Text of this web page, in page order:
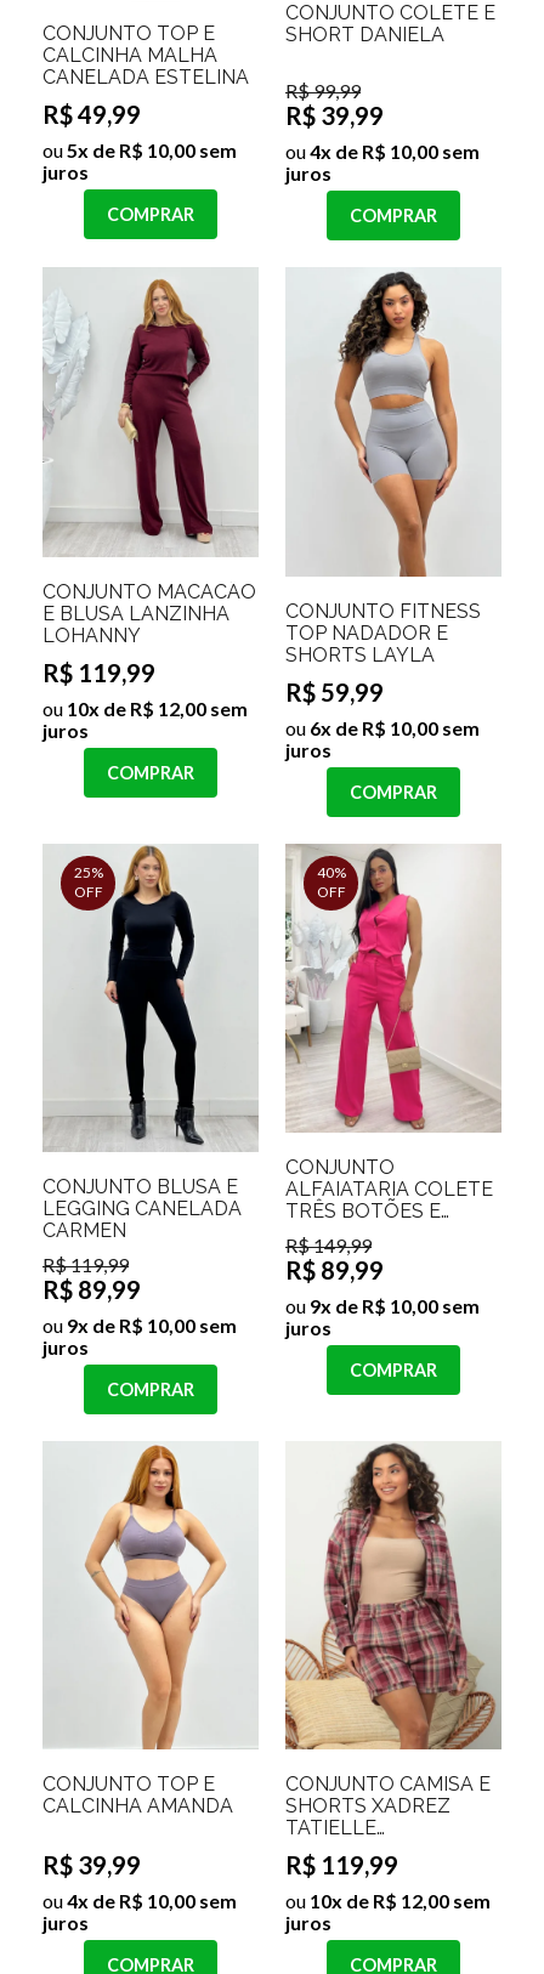
CONJUNTO TOP E
CALCINHA MALHA
CANELADA ESTELINA
R$ 49,99
ou5x de R$ 10,00 sem
juros
COMPRAR
CONJUNTO COLETE E
SHORT DANIELA
R$ 99,99
R$ 39,99
ou4x de R$ 10,00 sem
juros
COMPRAR
CONJUNTO MACACÃO
E BLUSA LANZINHA
LOHANNY
R$ 119,99
ou 10x de R$ 12,00 sem
juros
COMPRAR
CONJUNTO FITNESS
TOP NADADOR E
SHORTS LAYLA
R$ 59,99
ou 6x de R$ 10,00 sem
juros
COMPRAR
25%
OFF
CONJUNTO BLUSA E
LEGGING CANELADA
CARMEN
R$ 119,99
R$ 89,99
ou 9x de R$ 10,00 sem
juros
COMPRAR
40%
OFF
CONJUNTO
ALFAIATARIA COLETE
TRÊS BOTÕES E
CALÇA PANTALONA
MAYLA
R$ 149,99
R$ 89,99
ou 9x de R$ 10,00 sem
juros
COMPRAR
CONJUNTO TOP E
CALCINHA AMANDA
R$ 39,99
ou4x de R$ 10,00 sem
juros
COMPRAR
CONJUNTO CAMISA E
SHORTS XADREZ
TATIELLE
Cor:Marsala;Tamanho:P
R$ 119,99
ou 10x de R$ 12,00 sem
juros
COMPRAR